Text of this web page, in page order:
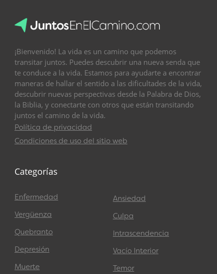
¡Bienvenido! La vida es un camino que podemos
transitar juntos. Puedes descubrir una nueva senda que
te conduce a la vida. Estamos para ayudarte a encontrar
maneras de hallar el sentido a las dificultades de la vida,
descubrir nuevas perspectivas desde la Palabra de Dios,
la Biblia, y conectarte con otros que están transitando
juntos el camino de la vida.
Política de privacidad
Condiciones de uso del sitio web
Categorías
Enfermedad
Vergüenza
Quebranto
Depresión
Muerte
Ansiedad
Culpa
Intrascendencia
Vacío Interior
Temor